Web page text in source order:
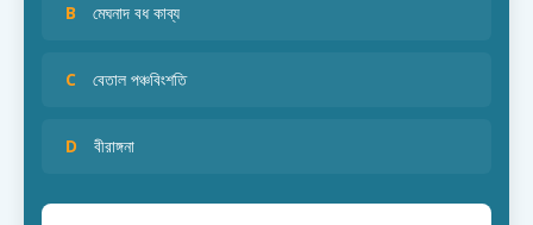
B মেঘনাদ বধ কাব্য
C বেতাল পঞ্চবিংশতি
D বীরাঙ্গনা